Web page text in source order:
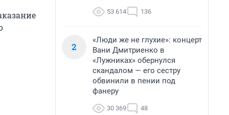
53 614 136
2
«Люди же не глухие»: концерт
Вани Дмитриенко в
«Лужниках» обернулся
скандалом — его сестру
обвинили в пении под
фанеру
30 369 48